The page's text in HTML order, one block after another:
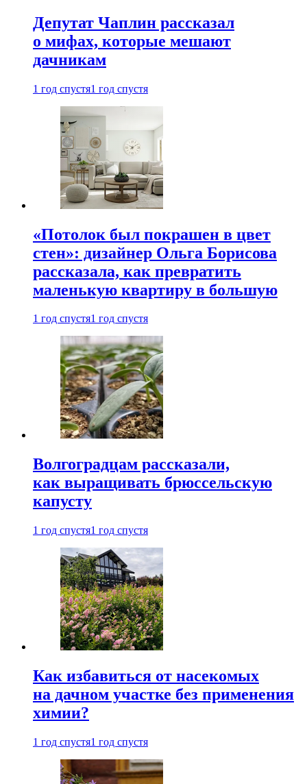
Депутат Чаплин рассказал
о мифах, которые мешают
дачникам
1 год спустя1 год спустя
«Потолок был покрашен в цвет
стен»: дизайнер Ольга Борисова
рассказала, как превратить
маленькую квартиру в большую
1 год спустя1 год спустя
Волгоградцам рассказали,
как выращивать брюссельскую
капусту
1 год спустя1 год спустя
Как избавиться от насекомых
на дачном участке без применения
химии?
1 год спустя1 год спустя